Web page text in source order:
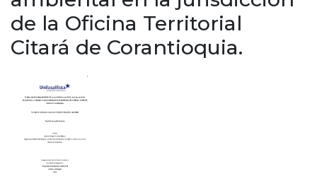
de la Oficina Territorial
Citará de Corantioquia.